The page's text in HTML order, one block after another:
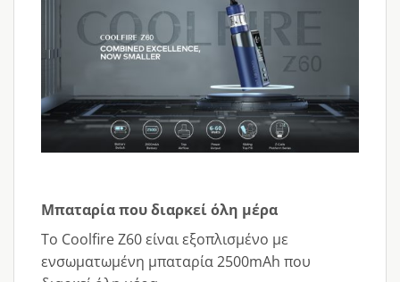
Μπαταρία που διαρκεί όλη μέρα
Το Coolfire Z60 είναι εξοπλισμένο με
ενσωματωμένη μπαταρία 2500mAh που